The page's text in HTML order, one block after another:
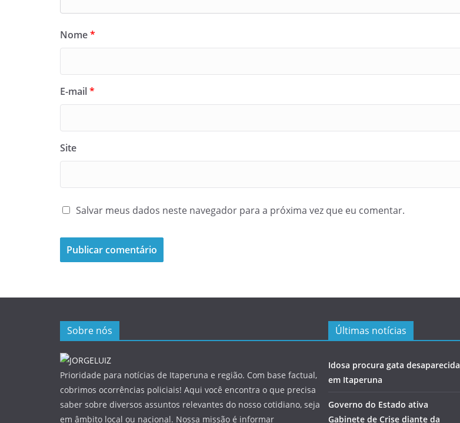
Nome*
E-mail*
Site
Salvar meus dados neste navegador para a próxima vez que eu comentar.
Sobre nós
Prioridade para notícias de Itaperuna e região. Com base factual,
cobrimos ocorrências policiais! Aqui você encontra o que precisa
saber sobre diversos assuntos relevantes do nosso cotidiano, seja
em âmbito local ou nacional. Nossa missão é informar
Últimas notícias
Idosa procura gata desaparecida
em Itaperuna
Governo do Estado ativa
Gabinete de Crise diante da